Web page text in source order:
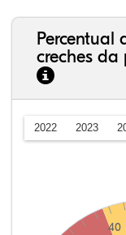
Percentual
creches
2022 2023
40